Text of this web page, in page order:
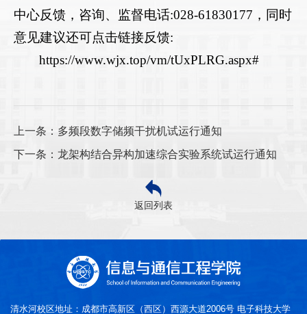
中心反馈，咨询、监督电话:028-61830177 ，同时
意见建议还可点击链接反馈:
https://www.wjx.top/vm/tUxPLRG.aspx#
上一条：多频段数字储频干扰机试运行通知
下一条：龙架构结合异构加速综合实验系统试运行通知
返回列表
清水河校区地址：成都市高新区（西区）西源大道2006号 电子科技大学